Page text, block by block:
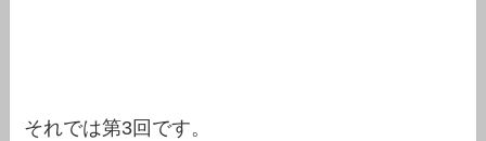
それでは第3回です。